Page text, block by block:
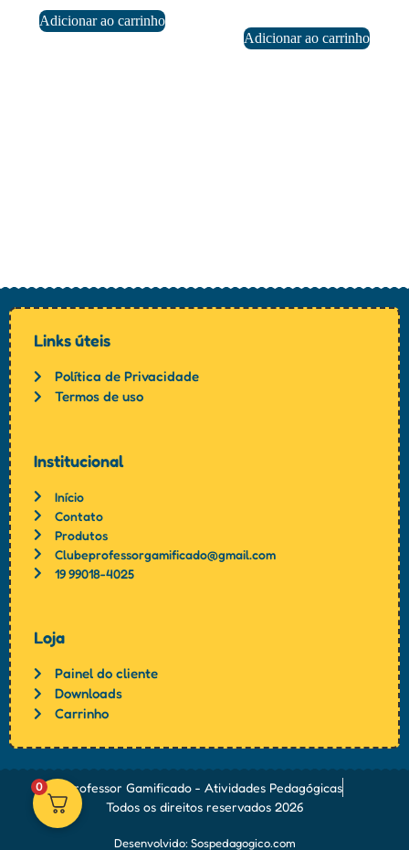
Adicionar ao carrinho
Adicionar ao carrinho
Links úteis
Política de Privacidade
Termos de uso
Institucional
Início
Contato
Produtos
Clubeprofessorgamificado@gmail.com
19 99018-4025
Loja
Painel do cliente
Downloads
Carrinho
Professor Gamificado - Atividades Pedagógicas
Todos os direitos reservados 2026
Desenvolvido: Sospedagogico.com
0